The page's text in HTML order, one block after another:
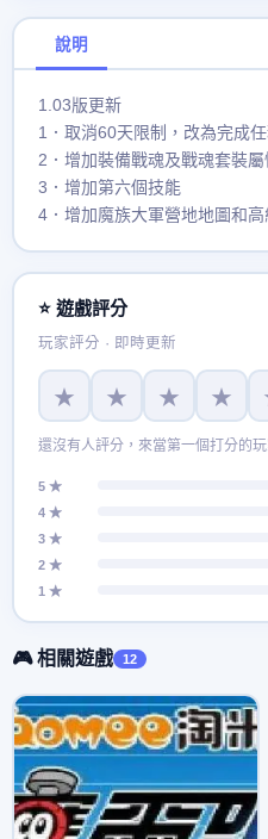
說明
1.03版更新
1．取消60天限制，改為完成
2．增加裝備戰魂及戰魂套裝屬
3．增加第六個技能
4．增加魔族大軍營地地圖和高
⭐ 遊戲評分
玩家評分 · 即時更新
★ ★ ★ ★
還沒有人評分，來當第一個打分的玩
5 ★
4 ★
3 ★
2 ★
1 ★
🎮 相關遊戲 12